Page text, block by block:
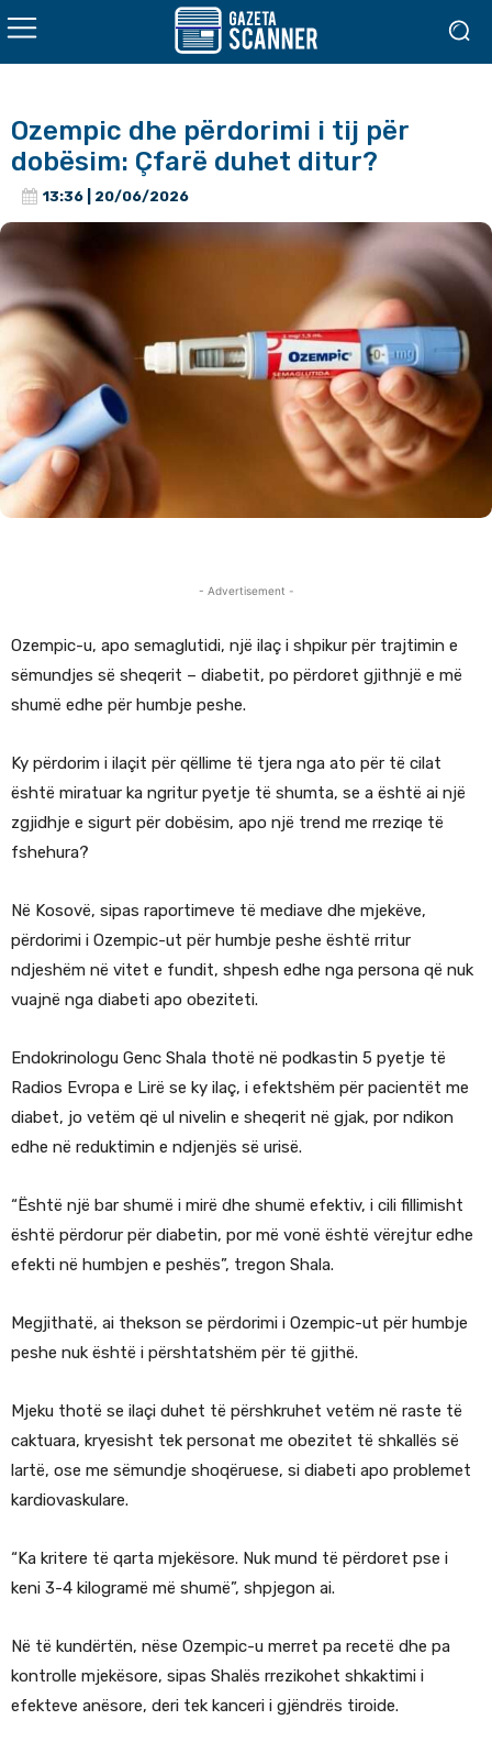
Ozempic dhe përdorimi i tij për
dobësim: Çfarë duhet ditur?
13:36 | 20/06/2026
- Advertisement -
Ozempic-u, apo semaglutidi, një ilaç i shpikur për trajtimin e
sëmundjes së sheqerit – diabetit, po përdoret gjithnjë e më
shumë edhe për humbje peshe.
Ky përdorim i ilaçit për qëllime të tjera nga ato për të cilat
është miratuar ka ngritur pyetje të shumta, se a është ai një
zgjidhje e sigurt për dobësim, apo një trend me rreziqe të
fshehura?
Në Kosovë, sipas raportimeve të mediave dhe mjekëve,
përdorimi i Ozempic-ut për humbje peshe është rritur
ndjeshëm në vitet e fundit, shpesh edhe nga persona që nuk
vuajnë nga diabeti apo obeziteti.
Endokrinologu Genc Shala thotë në podkastin 5 pyetje të
Radios Evropa e Lirë se ky ilaç, i efektshëm për pacientët me
diabet, jo vetëm që ul nivelin e sheqerit në gjak, por ndikon
edhe në reduktimin e ndjenjës së urisë.
“Është një bar shumë i mirë dhe shumë efektiv, i cili fillimisht
është përdorur për diabetin, por më vonë është vërejtur edhe
efekti në humbjen e peshës”, tregon Shala.
Megjithatë, ai thekson se përdorimi i Ozempic-ut për humbje
peshe nuk është i përshtatshëm për të gjithë.
Mjeku thotë se ilaçi duhet të përshkruhet vetëm në raste të
caktuara, kryesisht tek personat me obezitet të shkallës së
lartë, ose me sëmundje shoqëruese, si diabeti apo problemet
kardiovaskulare.
“Ka kritere të qarta mjekësore. Nuk mund të përdoret pse i
keni 3-4 kilogramë më shumë”, shpjegon ai.
Në të kundërtën, nëse Ozempic-u merret pa recetë dhe pa
kontrolle mjekësore, sipas Shalës rrezikohet shkaktimi i
efekteve anësore, deri tek kanceri i gjëndrës tiroide.